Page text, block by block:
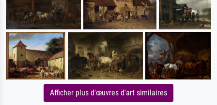
Afficher plus d'œuvres d'art similaires